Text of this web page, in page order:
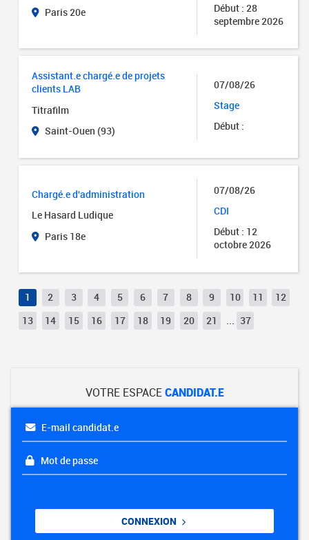
Paris 20e
Début : 28
septembre 2026
Assistant.e chargé.e de projets
clients LAB
Titrafilm
Saint-Ouen (93)
07/08/26
Stage
Début :
Chargé.e d'administration
Le Hasard Ludique
Paris 18e
07/08/26
CDI
Début : 12
octobre 2026
1 2 3 4 5 6 7 8 9 10 11
12
13
14 15 16 17 18 19 20 21 ... 37
VOTRE ESPACECANDIDAT.E
E-mail candidat.e
Mot de passe
CONNEXION